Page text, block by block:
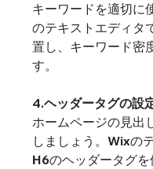
キーワードを適切に
のテキストエディタ
置し、キーワード密
す。
4.ヘッダータグの設
ホームページの見出
しましょう。Wixの
H6のヘッダータグ